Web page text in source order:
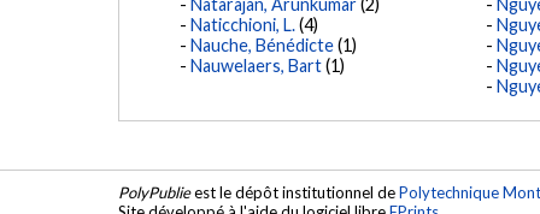
Natarajan, Arunkumar(2)
Naticchioni, L.(4)
Nauche, Bénédicte(1)
Nauwelaers, Bart(1)
PolyPublieest le dépôt institutionnel dePolytechnique